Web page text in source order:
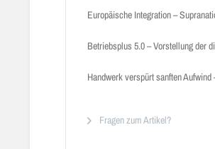
Europäische Integration –
Betriebsplus 5.0 – Vorstellung der
Handwerk verspürt sanften
Fragen zum Artikel?